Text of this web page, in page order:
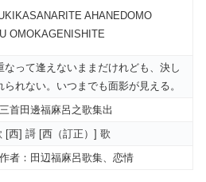
AHANEDOMO
OMOKAGENISHITE
なって逢えないままだけれども、決し
れない。いつまでも面影が見える。
首田邊福麻呂之歌集出
[西] 謌 [西（訂正）] 歌
者：田辺福麻呂歌集、恋情